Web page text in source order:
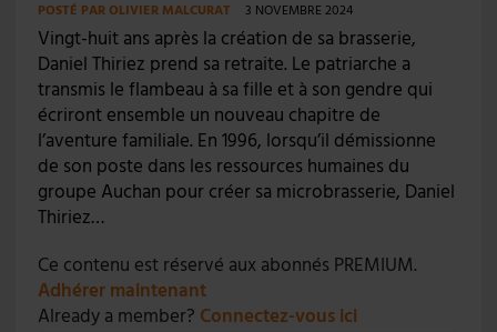
POSTÉ PAROLIVIER MALCURAT 3 NOVEMBRE 2024
Vingt-huit ans après la création de sa brasserie,
Daniel Thiriez prend sa retraite. Le patriarche a
transmis le flambeau à sa fille et à son gendre qui
écriront ensemble un nouveau chapitre de
l’aventure familiale. En 1996, lorsqu’il démissionne
de son poste dans les ressources humaines du
groupe Auchan pour créer sa microbrasserie, Daniel
Thiriez…
Ce contenu est réservé aux abonnés PREMIUM.
Adhérer maintenant
Already a member? Connectez-vous ici